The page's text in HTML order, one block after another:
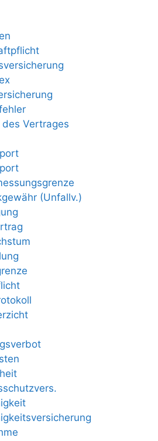
Vertrages
(Unfallv.)